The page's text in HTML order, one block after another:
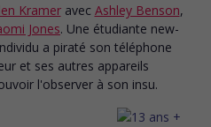
Kramer avec Ashley Benson,
Jones. Une étudiante new-
a piraté son téléphone
et ses autres appareils
l'observer à son insu.